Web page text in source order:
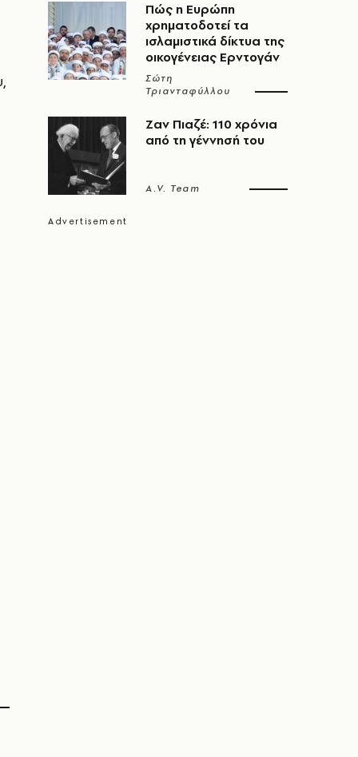
Πώς η Ευρώπη
χρηματοδοτεί τα
ισλαμιστικά δίκτυα της
οικογένειας Ερντογάν
Σώτη
Τριανταφύλλου
Ζαν Πιαζέ: 110 χρόνια
από τη γέννησή του
A.V. Team